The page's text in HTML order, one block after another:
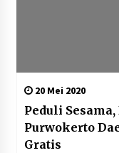
20 Mei 2020
Peduli
Purwokerto
Gratis